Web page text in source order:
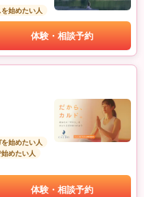
始めたい人
体験・相談予約
始めたい人
めたい人
体験・相談予約